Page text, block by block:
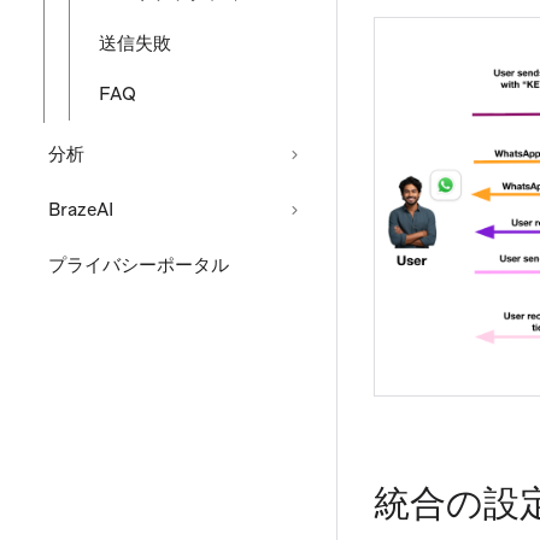
送信失敗
FAQ
分析
BrazeAI
プライバシーポータル
統合の設